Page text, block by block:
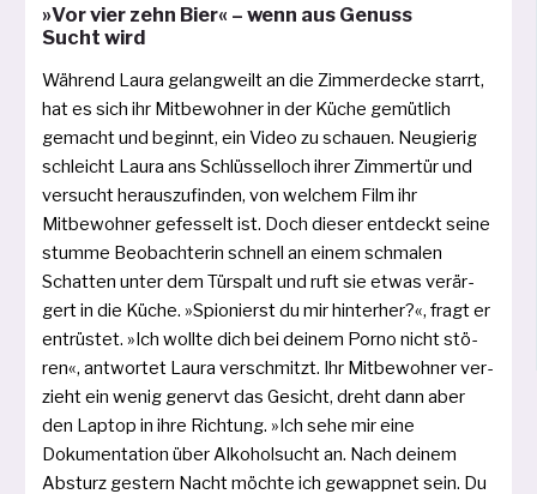
»Vor vier zehn Bier« – wenn aus Genuss
Sucht wird
Während Laura gelang­weilt an die Zimmerdecke starrt,
hat es sich ihr Mitbewohner in der Küche gemüt­lich
gemacht und beginnt, ein Video zu schau­en. Neugierig
schleicht Laura ans Schlüsselloch ihrer Zimmertür und
ver­sucht her­aus­zu­fin­den, von wel­chem Film ihr
Mitbewohner gefes­selt ist. Doch die­ser ent­deckt sei­ne
stum­me Beobachterin schnell an einem schma­len
Schatten unter dem Türspalt und ruft sie etwas ver­är­
gert in die Küche. »Spionierst du mir hin­ter­her?«, fragt er
ent­rüs­tet. »Ich woll­te dich bei dei­nem Porno nicht stö­
ren«, ant­wor­tet Laura ver­schmitzt. Ihr Mitbewohner ver­
zieht ein wenig genervt das Gesicht, dreht dann aber
den Laptop in ihre Richtung. »Ich sehe mir eine
Dokumentation über Alkoholsucht an. Nach dei­nem
Absturz ges­tern Nacht möch­te ich gewapp­net sein. Du